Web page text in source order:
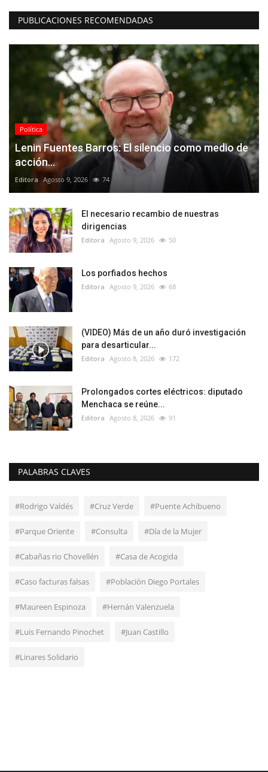
PUBLICACIONES RECOMENDADAS
Política
Lenin Fuentes Barros: El silencio como medio de
acción...
Editora Agosto 9, 2026 74
El necesario recambio de nuestras
dirigencias
Editora Agosto 9, 2026 50
Los porfiados hechos
Editora Agosto 9, 2026 68
(VIDEO) Más de un año duró investigación
para desarticular...
Editora Agosto 8, 2026 172
Prolongados cortes eléctricos: diputado
Menchaca se reúne...
Editora Agosto 8, 2026 91
PALABRAS CLAVES
#Rodrigo Valdés #Cruz Verde #Puente Achibueno
#Parque Oriente #Consulta #Día de la Mujer
#Cabañas rio Chovellén #Casa de Acogida
#Caso facturas falsas #Población Diego Portales
#Maureen Espinoza #Hernán Valenzuela
#Luis Fernando Pinochet #Juan Castillo
#Linares Solidario